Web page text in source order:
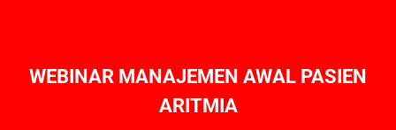
WEBINAR MANAJEMEN AWAL PASIEN
ARITMIA